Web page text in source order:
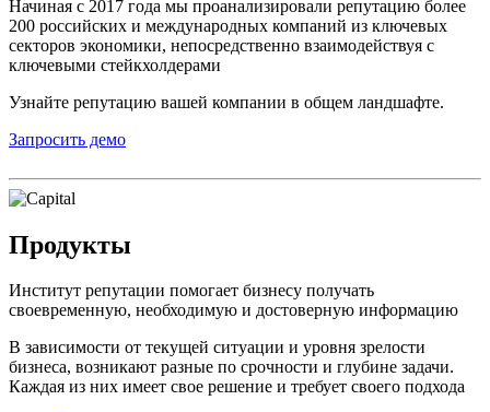
Начиная с 2017 года мы проанализировали репутацию более
200 российских и международных компаний из ключевых
секторов экономики, непосредственно взаимодействуя с
ключевыми стейкхолдерами
Узнайте репутацию вашей компании в общем ландшафте.
Запросить демо
Продукты
Институт репутации помогает бизнесу получать
своевременную, необходимую и достоверную информацию
В зависимости от текущей ситуации и уровня зрелости
бизнеса, возникают разные по срочности и глубине задачи.
Каждая из них имеет свое решение и требует своего подхода